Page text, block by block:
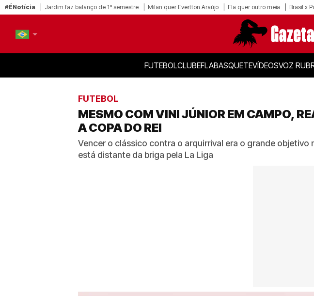
#ÉNotícia Jardim faz balanço de 1º semestre Milan quer Evertton Araújo Fla quer outro meia Brasil x
FUTEBOLCLUBEFLABASQUETEVÍDEOSVOZ
FUTEBOL
MESMO COM VINI JÚNIOR EM CAMPO,
A COPA DO REI
Vencer o clássico contra o arquirrival era o grande
está distante da briga pela La Liga